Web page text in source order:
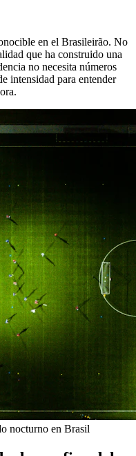
en el Brasileirão. No
que ha construido una
no necesita números
intensidad para entender
nocturno en Brasil